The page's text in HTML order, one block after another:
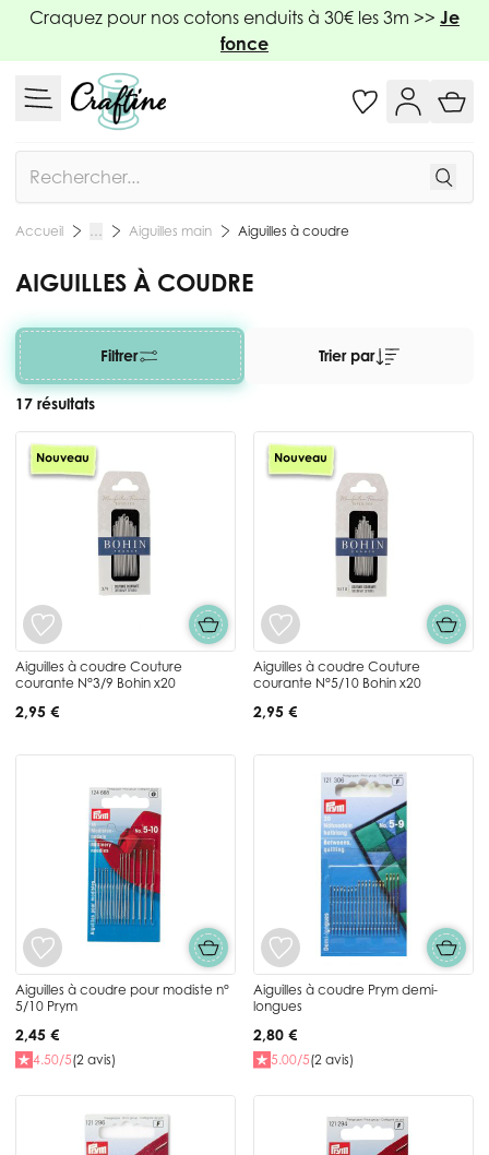
Allez au contenu
Craquez pour nos cotons enduits à 30€ les 3m >> Je
fonce
Accueil … Aiguilles main Aiguilles à coudre
AIGUILLES À COUDRE
Filtrer
17 résultats
Trier par
Nouveau
Aiguilles à coudre Couture
courante N°3/9 Bohin x20
2,95 €
Nouveau
Aiguilles à coudre Couture
courante N°5/10 Bohin x20
2,95 €
Aiguilles à coudre pour modiste n°
5/10 Prym
2,45 €
4.50/5(2 avis)
Aiguilles à coudre Prym demi-
longues
2,80 €
5.00/5(2 avis)